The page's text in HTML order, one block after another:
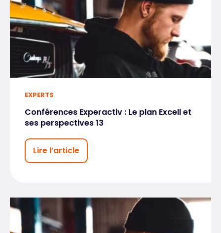
EXPERTS
Conférences Experactiv : Le plan Excell et
ses perspectives 13
Lire l’article